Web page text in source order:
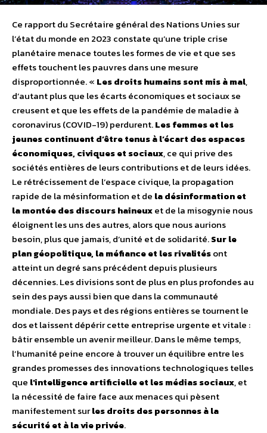
Ce rapport du Secrétaire général des Nations Unies sur
l’état du monde en 2023 constate qu’une triple crise
planétaire menace toutes les formes de vie et que ses
effets touchent les pauvres dans une mesure
disproportionnée. « Les droits humains sont mis à mal,
d’autant plus que les écarts économiques et sociaux se
creusent et que les effets de la pandémie de maladie à
coronavirus (COVID-19) perdurent.Les femmes et les
jeunes continuent d’être tenus à l’écart des espaces
économiques, civiques et sociaux, ce qui prive des
sociétés entières de leurs contributions et de leurs idées.
Le rétrécissement de l’espace civique, la propagation
rapide de la mésinformation et de la désinformation et
la montée des discours haineuxet de la misogynie nous
éloignent les uns des autres, alors que nous aurions
besoin, plus que jamais, d’unité et de solidarité.Sur le
plan géopolitique, la méfiance et les rivalitésont
atteint un degré sans précédent depuis plusieurs
décennies. Les divisions sont de plus en plus profondes au
sein des pays aussi bien que dans la communauté
mondiale. Des pays et des régions entières se tournent le
dos et laissent dépérir cette entreprise urgente et vitale :
bâtir ensemble un avenir meilleur. Dans le même temps,
l’humanité peine encore à trouver un équilibre entre les
grandes promesses des innovations technologiques telles
que l’intelligence artificielle et les médias sociaux, et
la nécessité de faire face aux menaces qui pèsent
manifestement surles droits des personnes à la
sécurité et à la vie privée.